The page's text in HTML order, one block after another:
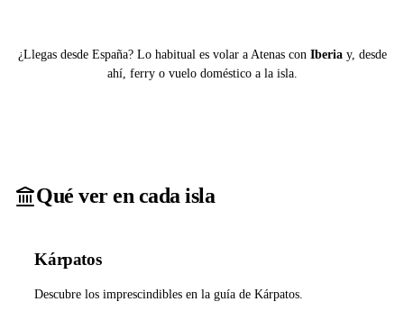
¿Llegas desde España? Lo habitual es volar a Atenas con Iberiay, desde
ahí, ferry o vuelo doméstico a la isla.
Qué ver en cada isla
Kárpatos
Descubre los imprescindibles en la guía de Kárpatos.